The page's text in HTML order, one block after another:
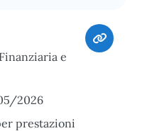
e
2026
prestazioni